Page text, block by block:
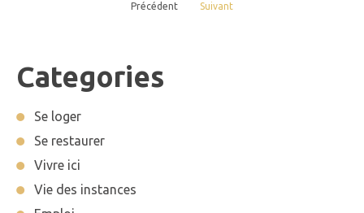
Précédent Suivant
Categories
Se loger
Se restaurer
Vivre ici
Vie des instances